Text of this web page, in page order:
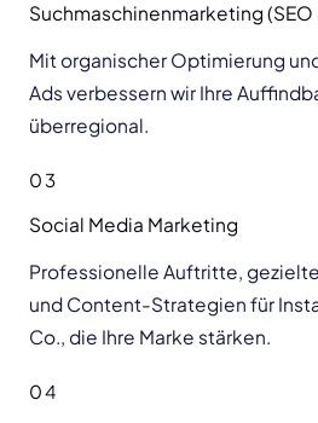
Suchmaschinenmarketing (SEO
Mit organischer Optimierung
Ads verbessern wir Ihre
überregional.
03
Social Media Marketing
Professionelle Auftritte,
und Content-Strategien für
Co., die Ihre Marke stärken.
04